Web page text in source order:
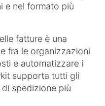
e nel formato più
fatture è una
fra le organizzazioni
e automatizzare i
supporta tutti gli
spedizione più